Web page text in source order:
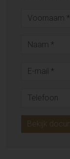
Bekijk